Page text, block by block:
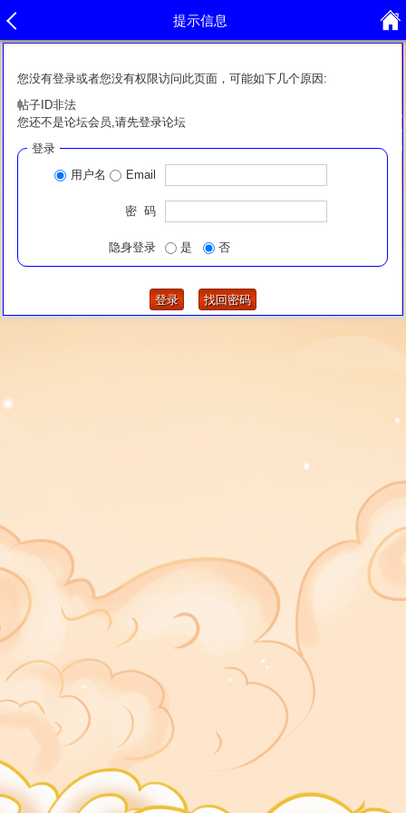
提示信息
您没有登录或者您没有权限访问此页面，可能如下几个原因:
帖子ID非法
您还不是论坛会员,请先登录论坛
登录
用户名
Email
密 码
隐身登录 是 否